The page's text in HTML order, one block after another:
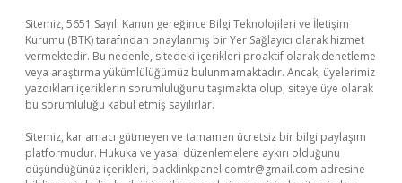
Sitemiz, 5651 Sayılı Kanun gereğince Bilgi Teknolojileri ve İletişim
Kurumu (BTK) tarafından onaylanmış bir Yer Sağlayıcı olarak hizmet
vermektedir. Bu nedenle, sitedeki içerikleri proaktif olarak denetleme
veya araştırma yükümlülüğümüz bulunmamaktadır. Ancak, üyelerimiz
yazdıkları içeriklerin sorumluluğunu taşımakta olup, siteye üye olarak
bu sorumluluğu kabul etmiş sayılırlar.
Sitemiz, kar amacı gütmeyen ve tamamen ücretsiz bir bilgi paylaşım
platformudur. Hukuka ve yasal düzenlemelere aykırı olduğunu
düşündüğünüz içerikleri, backlinkpanelicomtr@gmail.com adresine